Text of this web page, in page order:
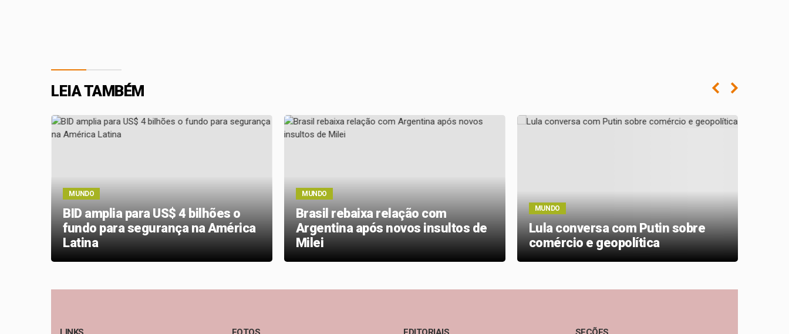
LEIA TAMBÉM
MUNDO
BID amplia para US$ 4 bilhões o
fundo para segurança na América
Latina
MUNDO
Brasil rebaixa relação com
Argentina após novos insultos de
Milei
MUNDO
Lula conversa com Putin sobre
comércio e geopolítica